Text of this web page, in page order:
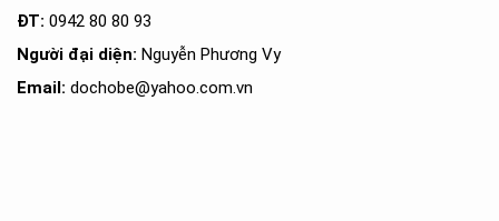
ĐT: 0942 80 80 93
Người đại diện: Nguyễn Phương Vy
Email: dochobe@yahoo.com.vn